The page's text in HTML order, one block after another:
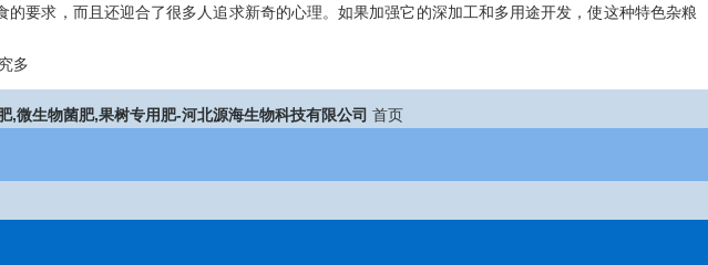
要求，而且还迎合了很多人追求新奇的心理。如果加强它的深加工和多用途开发，使这种特色杂粮
微生物菌肥,果树专用肥-河北源海生物科技有限公司 首页